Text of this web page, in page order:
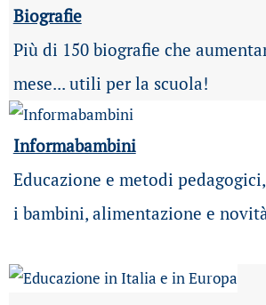
Biografie
Più di 150 biografie che
mese... utili per la scuola!
Informabambini
Educazione e metodi
i bambini, alimentazione e